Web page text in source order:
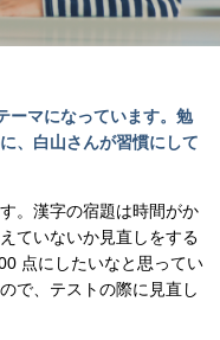
ーマになっています。勉
、白山さんが習慣にして
。漢字の宿題は時間がか
ていないか見直しをする
点にしたいなと思ってい
で、テストの際に見直し